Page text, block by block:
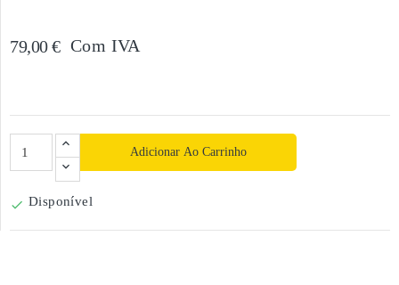
79,00 € Com IVA
Adicionar Ao Carrinho
 Disponível